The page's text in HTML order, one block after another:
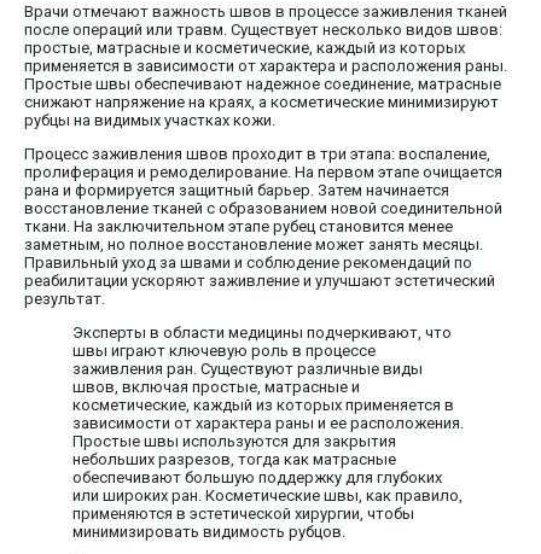
Врачи отмечают важность швов в процессе заживления тканей
после операций или травм. Существует несколько видов швов:
простые, матрасные и косметические, каждый из которых
применяется в зависимости от характера и расположения раны.
Простые швы обеспечивают надежное соединение, матрасные
снижают напряжение на краях, а косметические минимизируют
рубцы на видимых участках кожи.
Процесс заживления швов проходит в три этапа: воспаление,
пролиферация и ремоделирование. На первом этапе очищается
рана и формируется защитный барьер. Затем начинается
восстановление тканей с образованием новой соединительной
ткани. На заключительном этапе рубец становится менее
заметным, но полное восстановление может занять месяцы.
Правильный уход за швами и соблюдение рекомендаций по
реабилитации ускоряют заживление и улучшают эстетический
результат.
Эксперты в области медицины подчеркивают, что
швы играют ключевую роль в процессе
заживления ран. Существуют различные виды
швов, включая простые, матрасные и
косметические, каждый из которых применяется в
зависимости от характера раны и ее расположения.
Простые швы используются для закрытия
небольших разрезов, тогда как матрасные
обеспечивают большую поддержку для глубоких
или широких ран. Косметические швы, как правило,
применяются в эстетической хирургии, чтобы
минимизировать видимость рубцов.